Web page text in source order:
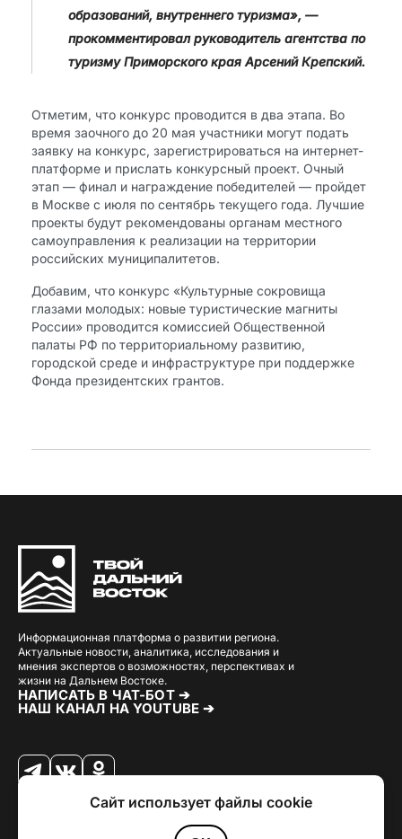
образований, внутреннего туризма», —
прокомментировал руководитель агентства по
туризму Приморского края Арсений Крепский.
Отметим, что конкурс проводится в два этапа. Во
время заочного до 20 мая участники могут подать
заявку на конкурс, зарегистрироваться на интернет-
платформе и прислать конкурсный проект. Очный
этап — финал и награждение победителей — пройдет
в Москве с июля по сентябрь текущего года. Лучшие
проекты будут рекомендованы органам местного
самоуправления к реализации на территории
российских муниципалитетов.
Добавим, что конкурс «Культурные сокровища
глазами молодых: новые туристические магниты
России» проводится комиссией Общественной
палаты РФ по территориальному развитию,
городской среде и инфраструктуре при поддержке
Фонда президентских грантов.
Информационная платформа о развитии региона.
Актуальные новости, аналитика, исследования и
мнения экспертов о возможностях, перспективах и
жизни на Дальнем Востоке.
НАПИСАТЬ В ЧАТ-БОТ ➔
НАШ КАНАЛ НА YOUTUBE ➔
. РазработкаLoimi.
Сайт использует файлы cookie